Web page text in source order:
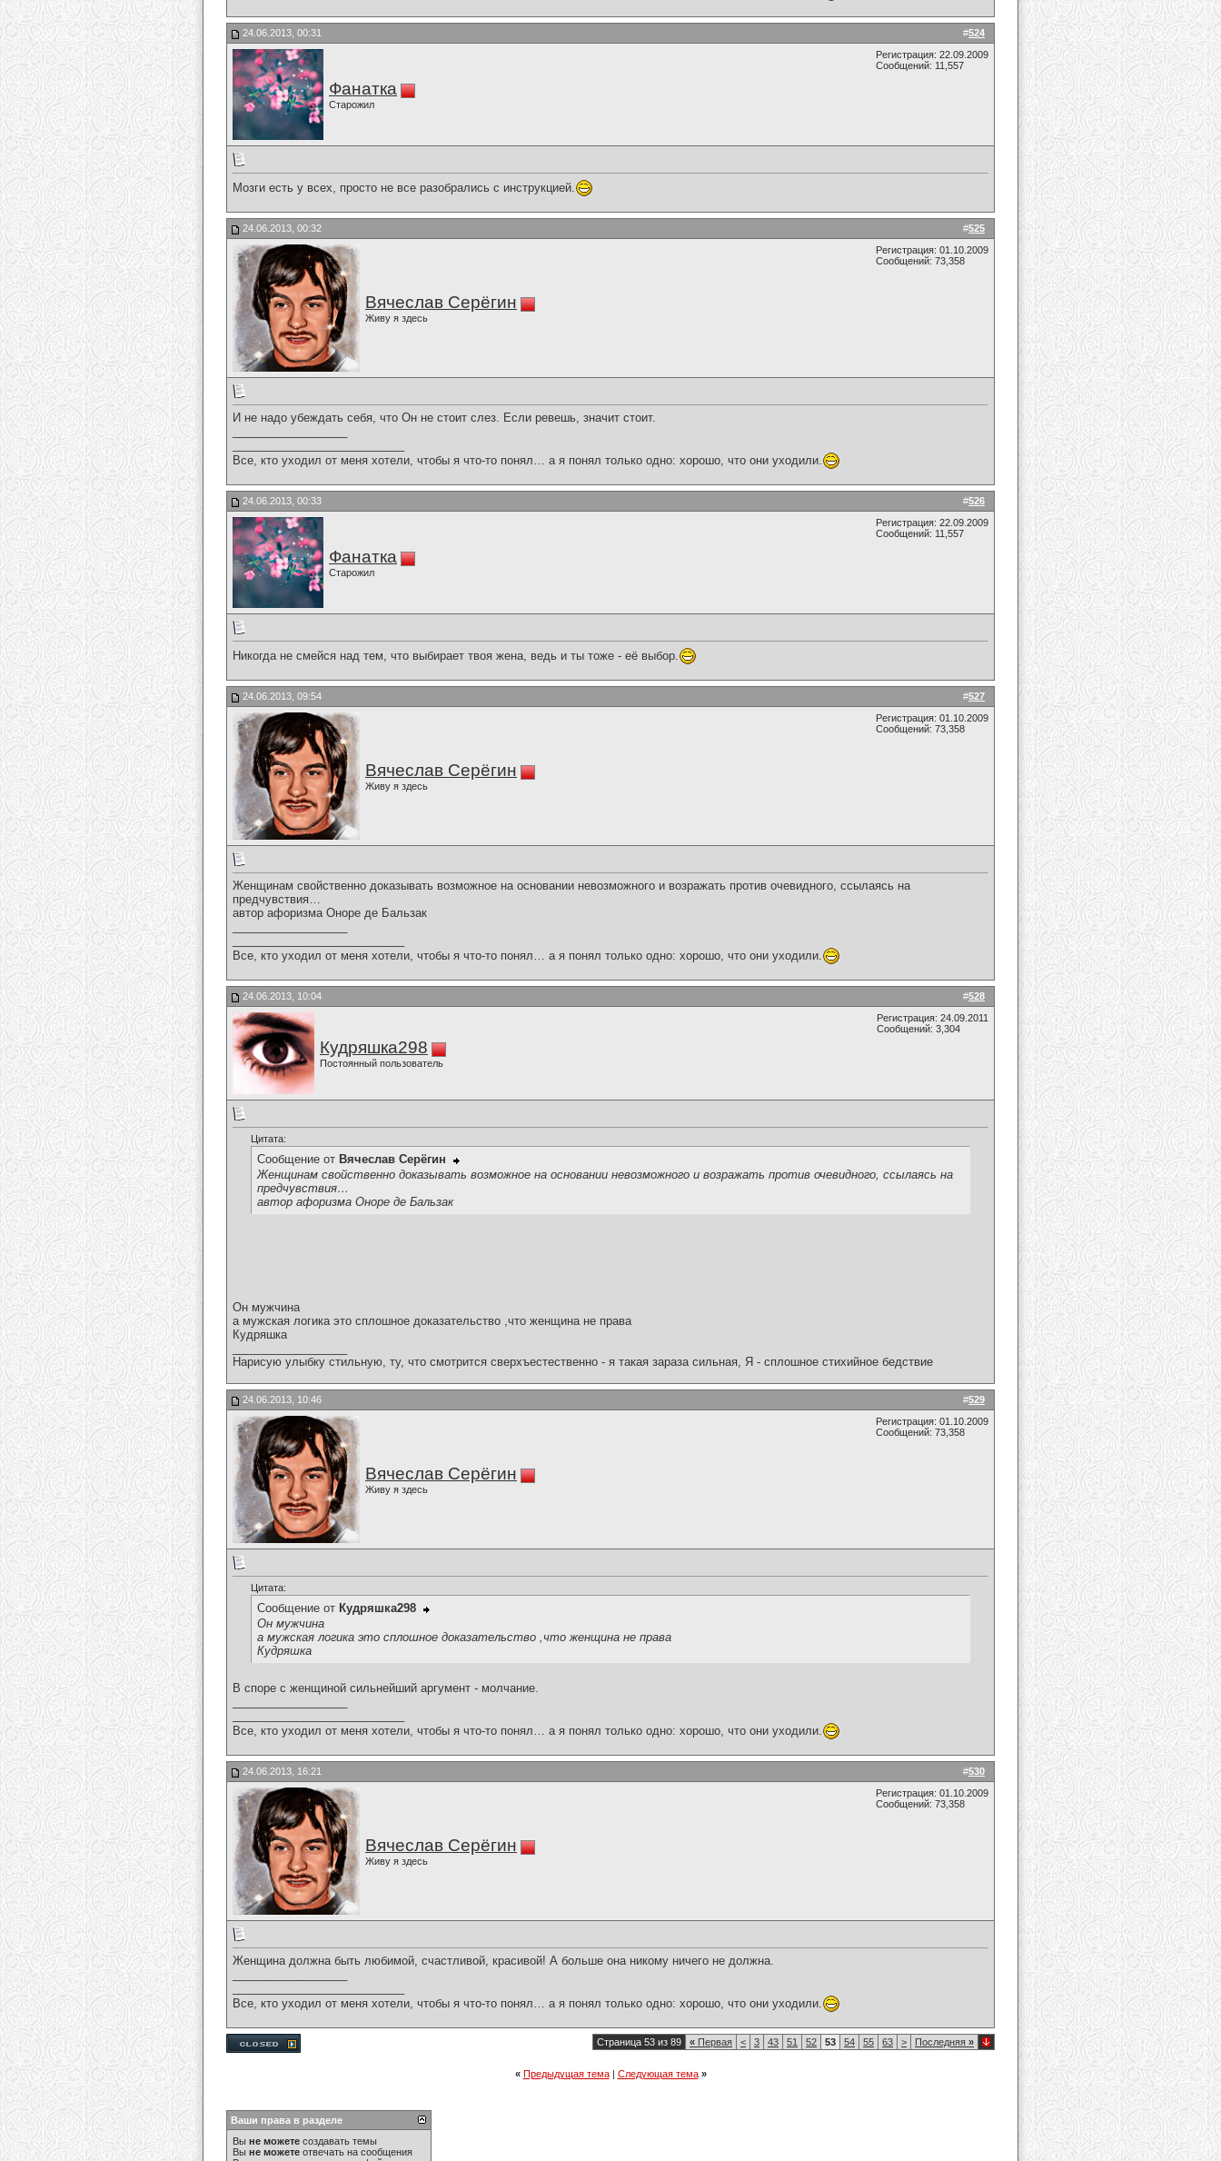
#524
24.06.2013, 00:31
Фанатка
Старожил
Регистрация: 22.09.2009
Сообщений: 11,557
Мозги есть у всех, просто не все разобрались с инструкцией.
#525
24.06.2013, 00:32
Вячеслав Серёгин
Живу я здесь
Регистрация: 01.10.2009
Сообщений: 73,358
И не надо убеждать себя, что Он не стоит слез. Если ревешь, значит стоит.
Все, кто уходил от меня хотели, чтобы я что-то понял… а я понял только одно: хорошо, что они уходили.
#526
24.06.2013, 00:33
Фанатка
Старожил
Регистрация: 22.09.2009
Сообщений: 11,557
Никогда не смейся над тем, что выбирает твоя жена, ведь и ты тоже - её выбор.
#527
24.06.2013, 09:54
Вячеслав Серёгин
Живу я здесь
Регистрация: 01.10.2009
Сообщений: 73,358
Женщинам свойственно доказывать возможное на основании невозможного и возражать против очевидного, ссылаясь на
предчувствия…
автор афоризма Оноре де Бальзак
Все, кто уходил от меня хотели, чтобы я что-то понял… а я понял только одно: хорошо, что они уходили.
#528
24.06.2013, 10:04
Кудряшка298
Постоянный пользователь
Регистрация: 24.09.2011
Сообщений: 3,304
Цитата:
Сообщение от Вячеслав Серёгин
Женщинам свойственно доказывать возможное на основании невозможного и возражать против очевидного, ссылаясь на
предчувствия…
автор афоризма Оноре де Бальзак
Он мужчина
а мужская логика это сплошное доказательство ,что женщина не права
Кудряшка
Нарисую улыбку стильную, ту, что смотрится сверхъестественно - я такая зараза сильная, Я - сплошное стихийное бедствие
#529
24.06.2013, 10:46
Вячеслав Серёгин
Живу я здесь
Регистрация: 01.10.2009
Сообщений: 73,358
Цитата:
Сообщение от Кудряшка298
Он мужчина
а мужская логика это сплошное доказательство ,что женщина не права
Кудряшка
В споре с женщиной сильнейший аргумент - молчание.
Все, кто уходил от меня хотели, чтобы я что-то понял… а я понял только одно: хорошо, что они уходили.
#530
24.06.2013, 16:21
Вячеслав Серёгин
Живу я здесь
Регистрация: 01.10.2009
Сообщений: 73,358
Женщина должна быть любимой, счастливой, красивой! А больше она никому ничего не должна.
Все, кто уходил от меня хотели, чтобы я что-то понял… а я понял только одно: хорошо, что они уходили.
Страница 53 из 89 « Первая < 3 43 51 52 53 54 55 63 > Последняя »
« Предыдущая тема| Следующая тема »
Ваши права в разделе
Вы не можете создавать темы
Вы не можете отвечать на сообщения